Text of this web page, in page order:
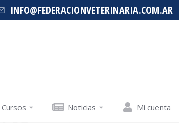
INFO@FEDERACIONVETERINARIA.COM.AR
Cursos Noticias Mi cuenta